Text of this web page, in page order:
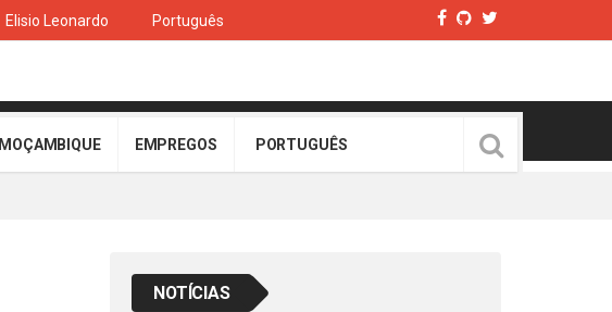
Elisio Leonardo Português
MOÇAMBIQUE EMPREGOS PORTUGUÊS
NOTÍCIAS